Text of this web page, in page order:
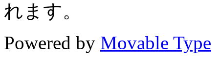
れます。
Powered by Movable Type